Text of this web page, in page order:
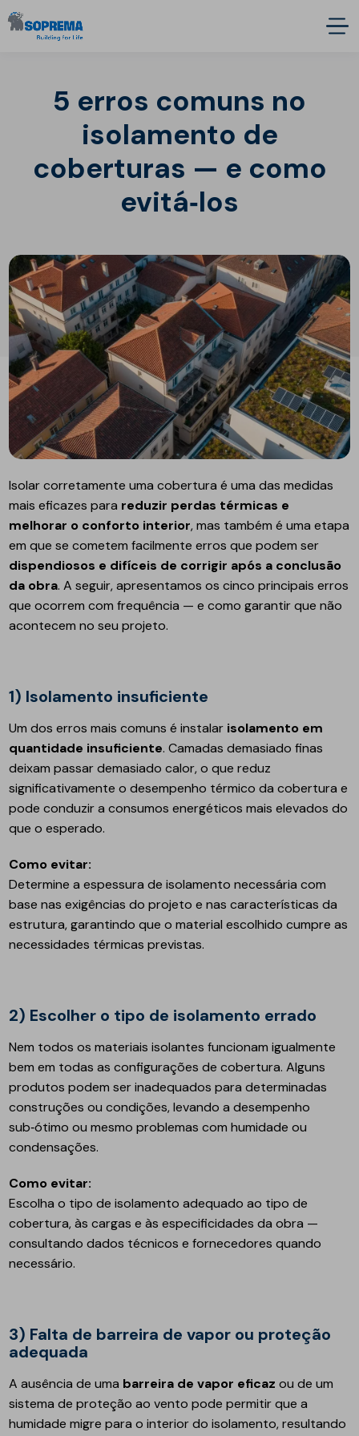
5 erros comuns no
isolamento de
coberturas — e como
evitá‑los
Isolar corretamente uma cobertura é uma das medidas
mais eficazes para reduzir perdas térmicas e
melhorar o conforto interior, mas também é uma etapa
em que se cometem facilmente erros que podem ser
dispendiosos e difíceis de corrigir após a conclusão
da obra. A seguir, apresentamos os cinco principais erros
que ocorrem com frequência — e como garantir que não
acontecem no seu projeto.
1) Isolamento insuficiente
Um dos erros mais comuns é instalar isolamento em
quantidade insuficiente. Camadas demasiado finas
deixam passar demasiado calor, o que reduz
significativamente o desempenho térmico da cobertura e
pode conduzir a consumos energéticos mais elevados do
que o esperado.
Como evitar:
Determine a espessura de isolamento necessária com
base nas exigências do projeto e nas características da
estrutura, garantindo que o material escolhido cumpre as
necessidades térmicas previstas.
2) Escolher o tipo de isolamento errado
Nem todos os materiais isolantes funcionam igualmente
bem em todas as configurações de cobertura. Alguns
produtos podem ser inadequados para determinadas
construções ou condições, levando a desempenho
sub‑ótimo ou mesmo problemas com humidade ou
condensações.
Como evitar:
Escolha o tipo de isolamento adequado ao tipo de
cobertura, às cargas e às especificidades da obra —
consultando dados técnicos e fornecedores quando
necessário.
3) Falta de barreira de vapor ou proteção
adequada
A ausência de uma barreira de vapor eficaz ou de um
sistema de proteção ao vento pode permitir que a
humidade migre para o interior do isolamento, resultando